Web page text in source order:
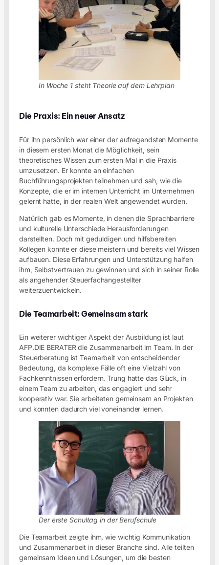
In Woche 1 steht Theorie auf dem Lehrplan
Die Praxis: Ein neuer Ansatz
Für ihn persönlich war einer der aufregendsten Momente
in diesem ersten Monat die Möglichkeit, sein
theoretisches Wissen zum ersten Mal in die Praxis
umzusetzen. Er konnte an einfachen
Buchführungsprojekten teilnehmen und sah, wie die
Konzepte, die er im internen Unterricht im Unternehmen
gelernt hatte, in der realen Welt angewendet wurden.
Natürlich gab es Momente, in denen die Sprachbarriere
und kulturelle Unterschiede Herausforderungen
darstellten. Doch mit geduldigen und hilfsbereiten
Kollegen konnte er diese meistern und bereits viel Wissen
aufbauen. Diese Erfahrungen und Unterstützung halfen
ihm, Selbstvertrauen zu gewinnen und sich in seiner Rolle
als angehender Steuerfachangestellter
weiterzuentwickeln.
Die Teamarbeit: Gemeinsam stark
Ein weiterer wichtiger Aspekt der Ausbildung ist laut
AFP.DIE BERATER die Zusammenarbeit im Team. In der
Steuerberatung ist Teamarbeit von entscheidender
Bedeutung, da komplexe Fälle oft eine Vielzahl von
Fachkenntnissen erfordern. Trung hatte das Glück, in
einem Team zu arbeiten, das engagiert und sehr
kooperativ war. Sie arbeiteten gemeinsam an Projekten
und konnten dadurch viel voneinander lernen.
Der erste Schultag in der Berufschule
Die Teamarbeit zeigte ihm, wie wichtig Kommunikation
und Zusammenarbeit in dieser Branche sind. Alle teilten
gemeinsam Ideen und Lösungen, um die besten